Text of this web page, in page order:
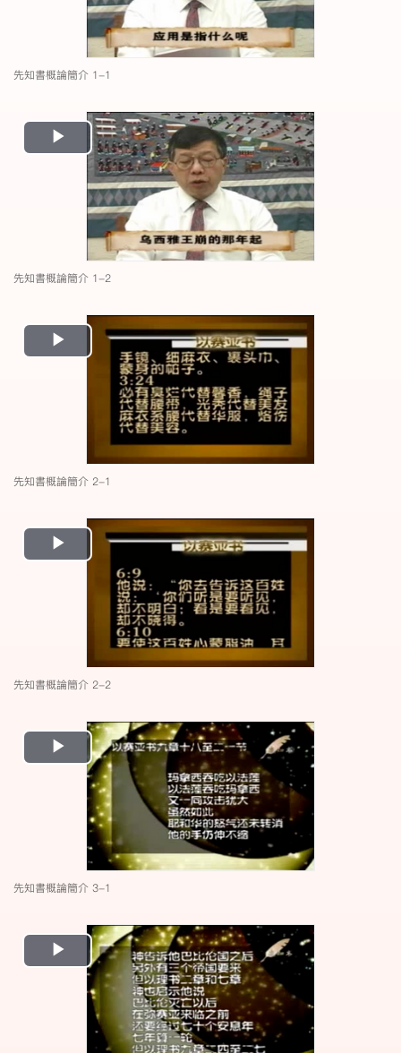
先知書概論簡介 1-1
Play
Video
先知書概論簡介 1-2
Play
Video
先知書概論簡介 2-1
Play
Video
先知書概論簡介 2-2
Play
Video
先知書概論簡介 3-1
Play
Video